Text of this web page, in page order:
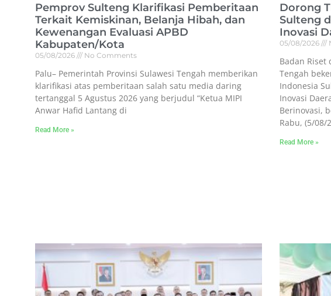
Pemprov Sulteng Klarifikasi Pemberitaan
Terkait Kemiskinan, Belanja Hibah, dan
Kewenangan Evaluasi APBD
Kabupaten/Kota
05/08/2026 No Comments
Palu– Pemerintah Provinsi Sulawesi Tengah memberikan
klarifikasi atas pemberitaan salah satu media daring
tertanggal 5 Agustus 2026 yang berjudul “Ketua MIPI
Anwar Hafid Lantang di
Read More »
Dorong
Sulteng
Inovasi
05/08/2026
Badan Riset
Tengah
Indonesia
Inovasi
Berinovasi,
Rabu, (5/08/
Read More »